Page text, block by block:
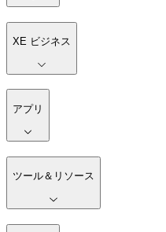
XE ビジネス
アプリ
ツール＆リソース